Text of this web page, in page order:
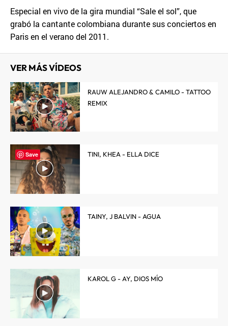
Especial en vivo de la gira mundial “Sale el sol”, que
grabó la cantante colombiana durante sus conciertos en
Paris en el verano del 2011.
VER MÁS VÍDEOS
RAUW ALEJANDRO & CAMILO - TATTOO
REMIX
TINI, KHEA - ELLA DICE
TAINY, J BALVIN - AGUA
KAROL G - AY, DIOS MÍO
Save